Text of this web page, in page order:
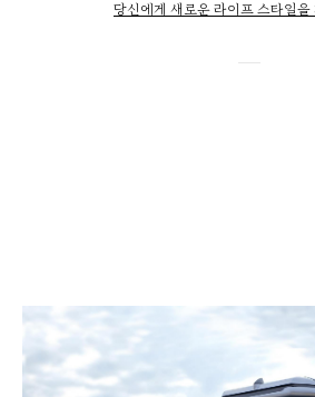
당신에게 새로운 라이프 스타일을